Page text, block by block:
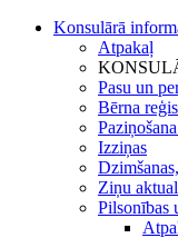
Konsulārā
Atpakaļ
Pasu un
Bērna
Izziņas
Ziņu
Pilsonības